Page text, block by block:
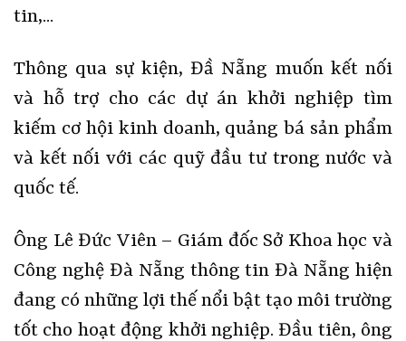
tin,...
Thông qua sự kiện, Đầ Nẵng muốn kết nối
và hỗ trợ cho các dự án khởi nghiệp tìm
kiếm cơ hội kinh doanh, quảng bá sản phẩm
và kết nối với các quỹ đầu tư trong nước và
quốc tế.
Ông Lê Đức Viên – Giám đốc Sở Khoa học và
Công nghệ Đà Nẵng thông tin Đà Nẵng hiện
đang có những lợi thế nổi bật tạo môi trường
tốt cho hoạt động khởi nghiệp. Đầu tiên, ông